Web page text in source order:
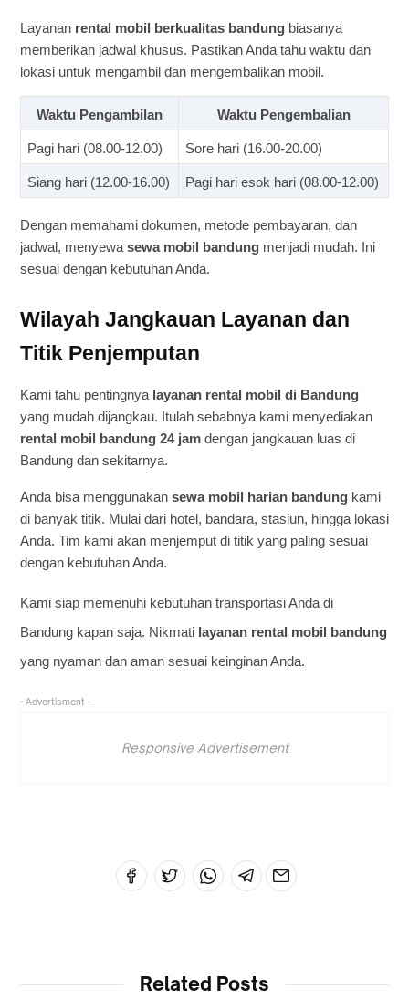
Layanan rental mobil berkualitas bandung biasanya
memberikan jadwal khusus. Pastikan Anda tahu waktu dan
lokasi untuk mengambil dan mengembalikan mobil.
Waktu Pengambilan Waktu Pengembalian
Pagi hari (08.00-12.00) Sore hari (16.00-20.00)
Siang hari (12.00-16.00) Pagi hari esok hari (08.00-12.00)
Dengan memahami dokumen, metode pembayaran, dan
jadwal, menyewa sewa mobil bandung menjadi mudah. Ini
sesuai dengan kebutuhan Anda.
Wilayah Jangkauan Layanan dan
Titik Penjemputan
Kami tahu pentingnya layanan rental mobil di Bandung
yang mudah dijangkau. Itulah sebabnya kami menyediakan
rental mobil bandung 24 jam dengan jangkauan luas di
Bandung dan sekitarnya.
Anda bisa menggunakan sewa mobil harian bandung kami
di banyak titik. Mulai dari hotel, bandara, stasiun, hingga lokasi
Anda. Tim kami akan menjemput di titik yang paling sesuai
dengan kebutuhan Anda.
Kami siap memenuhi kebutuhan transportasi Anda di
Bandung kapan saja. Nikmati layanan rental mobil bandung
yang nyaman dan aman sesuai keinginan Anda.
- Advertisment -
Responsive Advertisement
Related Posts